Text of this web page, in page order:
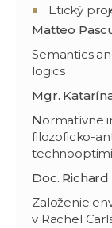
Etický
Matteo
Semantics
logics
Mgr.
Normatívne
filozoficko-
Doc. Richard
Založenie
v Rachel